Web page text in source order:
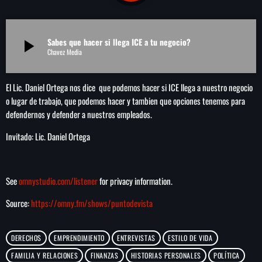
play_arrow LA CAMPESINA GEORGIA
INICIO
NOTAS
COMUNÍCATE
HISTORIA
play_arrow Sabes que hacer si llega ICE a tu negocio?
Chavez Media
El Lic. Daniel Ortega nos dice que podemos hacer si ICE llega a nuestro negocio
o lugar de trabajo, que podemos hacer y tambien que opciones tenemos para
defendernos y defender a nuestros empleados.
Invitado: Lic. Daniel Ortega
Seeomnystudio.com/listenerfor privacy information.
Source:https://omny.fm/shows/puntodevista
DERECHOS EMPRENDIMIENTO ENTREVISTAS
ESTILO DE VIDA
FAMILIA Y RELACIONES
FINANZAS HISTORIAS PERSONALES
POLÍTICA